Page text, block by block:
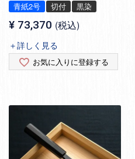
青紙2号 切付 黒染
¥ 73,370 税込
＋詳しく見る
お気に入りに登録する